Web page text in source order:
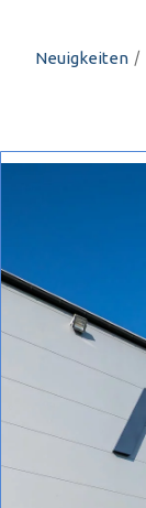
Neuigkeiten /